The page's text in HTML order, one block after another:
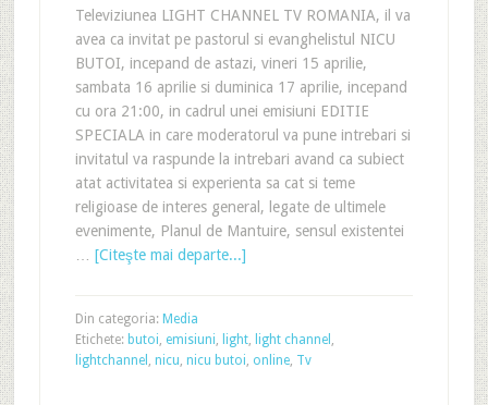
Televiziunea LIGHT CHANNEL TV ROMANIA, il va
avea ca invitat pe pastorul si evanghelistul NICU
BUTOI, incepand de astazi, vineri 15 aprilie,
sambata 16 aprilie si duminica 17 aprilie, incepand
cu ora 21:00, in cadrul unei emisiuni EDITIE
SPECIALA in care moderatorul va pune intrebari si
invitatul va raspunde la intrebari avand ca subiect
atat activitatea si experienta sa cat si teme
religioase de interes general, legate de ultimele
evenimente, Planul de Mantuire, sensul existentei
[Citeşte mai departe...]
Din categoria: Media
Etichete: butoi, emisiuni, light, light channel ,
lightchannel , nicu, nicu butoi, online, Tv